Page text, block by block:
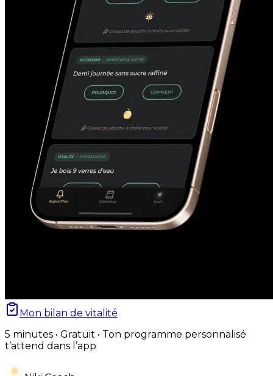
Mon bilan de vitalité
5 minutes • Gratuit • Ton programme personnalisé
t’attend dans l’app